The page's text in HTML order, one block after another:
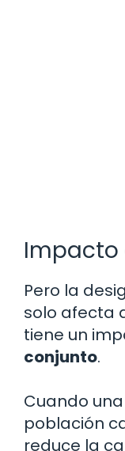
Impacto
Pero la
solo afecta
tiene un
conjunto.
Cuando
población
reduce la